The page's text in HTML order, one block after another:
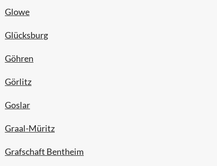
Glowe
Glücksburg
Göhren
Görlitz
Goslar
Graal-Müritz
Grafschaft Bentheim